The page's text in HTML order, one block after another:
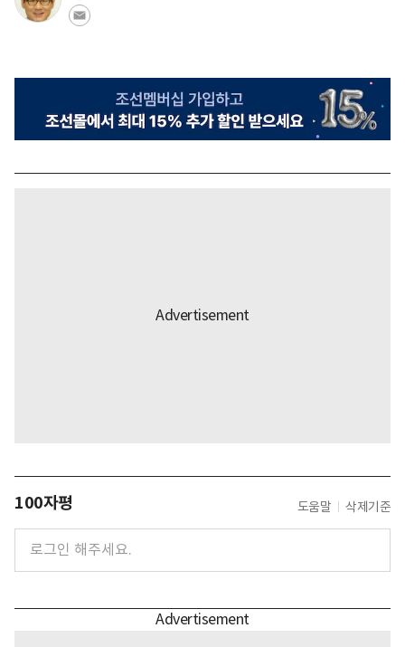
100자평 도움말 삭제기준